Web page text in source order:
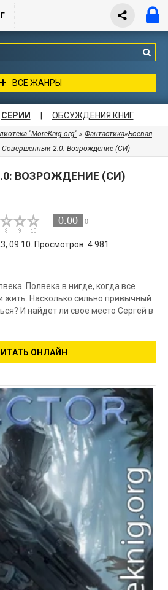
ВСЕ ЖАНРЫ
СЕРИИ ОБСУЖДЕНИЯ КНИГ
"MoreKnig.org" » Фантастика»Боевая
2.0: Возрождение (СИ)
ВОЗРОЖДЕНИЕ (СИ)
0.00 0
09:10. Просмотров: 4 981
Полвека в нигде, когда все
Насколько сильно привычный
И найдет ли свое место Сергей в
ОНЛАЙН